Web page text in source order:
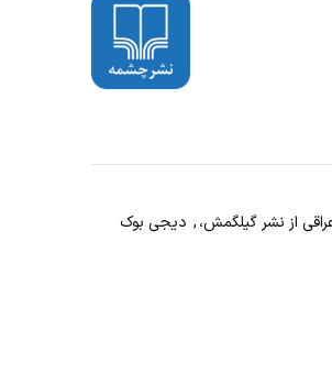
از نشر گیلگمش،, دیجی بوک